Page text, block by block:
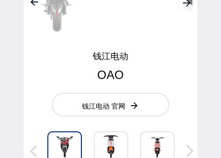
钱江电动
OAO
钱江电动 官网